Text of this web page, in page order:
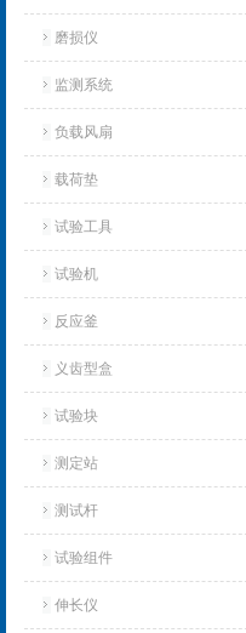
磨损仪
监测系统
负载风扇
载荷垫
试验工具
试验机‌
反应釜
义齿型盒
试验块
测定站‌
测试杆
试验组件
伸长仪